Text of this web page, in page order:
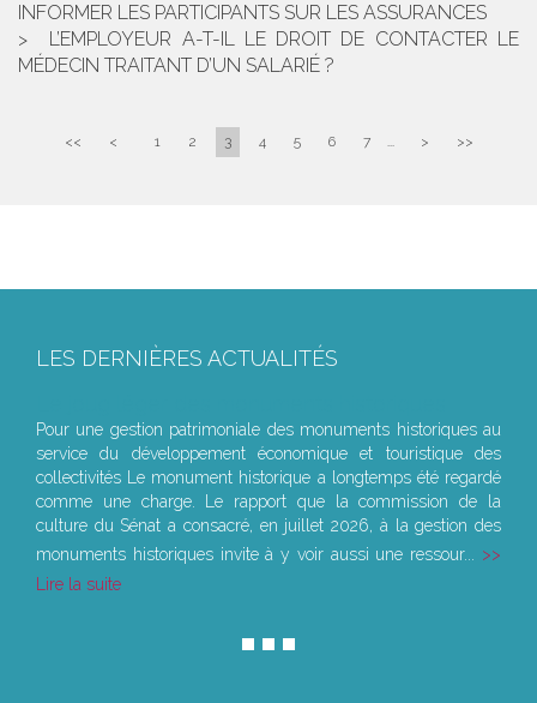
INFORMER LES PARTICIPANTS SUR LES ASSURANCES
L’EMPLOYEUR A-T-IL LE DROIT DE CONTACTER LE
MÉDECIN TRAITANT D’UN SALARIÉ ?
<< < 1 2 3 4 5 6 7 ... > >>
LES DERNIÈRES ACTUALITÉS
Pour une gestion patrimoniale des monuments historiques au
service du développement économique et touristique des
collectivités Le monument historique a longtemps été regardé
comme une charge. Le rapport que la commission de la
culture du Sénat a consacré, en juillet 2026, à la gestion des
monuments historiques invite à y voir aussi une ressour...
Lire la suite